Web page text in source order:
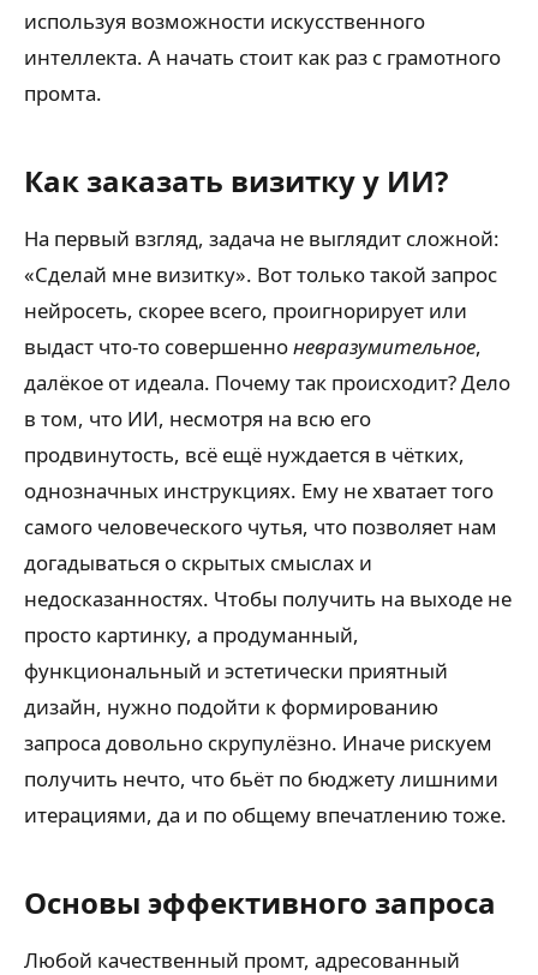
используя возможности искусственного
интеллекта. А начать стоит как раз с грамотного
промта.
Как заказать визитку у ИИ?
На первый взгляд, задача не выглядит сложной:
«Сделай мне визитку». Вот только такой запрос
нейросеть, скорее всего, проигнорирует или
выдаст что-то совершенноневразумительное,
далёкое от идеала. Почему так происходит? Дело
в том, что ИИ, несмотря на всю его
продвинутость, всё ещё нуждается в чётких,
однозначных инструкциях. Ему не хватает того
самого человеческого чутья, что позволяет нам
догадываться о скрытых смыслах и
недосказанностях. Чтобы получить на выходе не
просто картинку, а продуманный,
функциональный и эстетически приятный
дизайн, нужно подойти к формированию
запроса довольно скрупулёзно. Иначе рискуем
получить нечто, что бьёт по бюджету лишними
итерациями, да и по общему впечатлению тоже.
Основы эффективного запроса
Любой качественный промт, адресованный